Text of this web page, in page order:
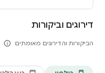
דירוגים וביקורות
הביקורות והדירוגים מאומתים info_outline